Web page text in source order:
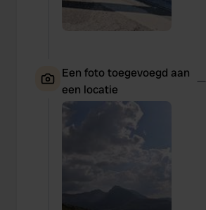
Een foto toegevoegd aan
een locatie
—